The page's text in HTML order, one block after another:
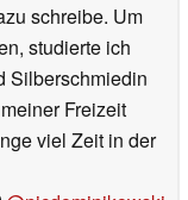
schreibe. Um
studierte ich
Silberschmiedin
Freizeit
viel Zeit in der